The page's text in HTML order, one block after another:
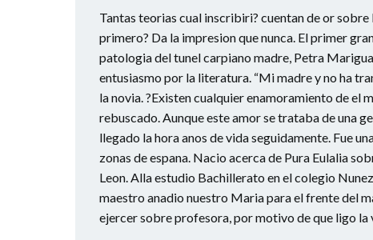
Tantas teorias cual inscribiri? cuentan de or
primero? Da la impresion que nunca. El primer
patologi­a del tunel carpiano madre, Petra
entusiasmo por la literatura. “Mi madre y no ha
la novia. ?Existen cualquier enamoramiento de el
rebuscado. Aunque este amor se trataba de una
llegado la hora anos de vida seguidamente. Fue
zonas de espana. Nacio acerca de Pura Eulalia
Leon. Alla estudio Bachillerato en el colegio
maestro anadio nuestro Maria para el frente del
ejercer sobre profesora, por motivo de que ligo